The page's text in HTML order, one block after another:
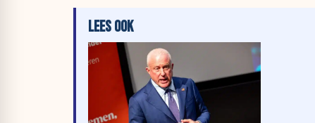
LEES OOK